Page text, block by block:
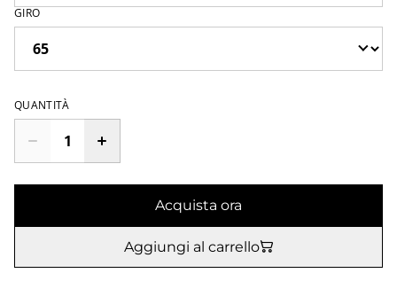
GIRO
QUANTITÀ
Acquista ora
Aggiungi al carrello